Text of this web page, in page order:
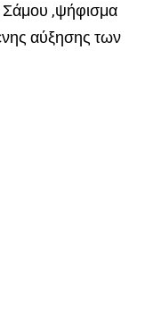
Σάμου ,ψήφισμα
αύξησης των